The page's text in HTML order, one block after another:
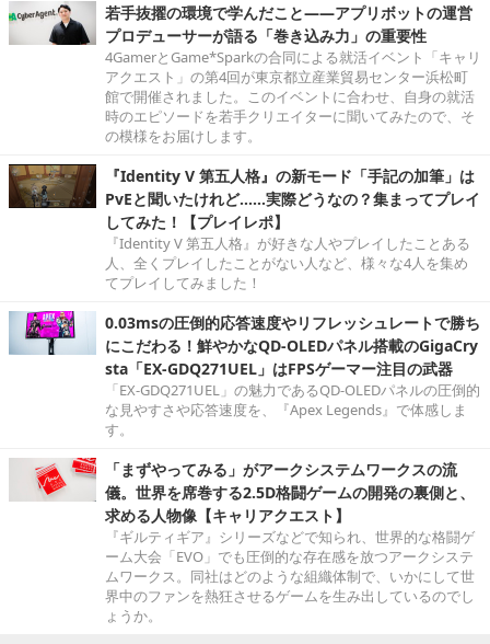
若手抜擢の環境で学んだこと――アプリボットの運営
プロデューサーが語る「巻き込み力」の重要性
4GamerとGame*Sparkの合同による就活イベント「キャリ
アクエスト」の第4回が東京都立産業貿易センター浜松町
館で開催されました。このイベントに合わせ、自身の就活
時のエピソードを若手クリエイターに聞いてみたので、そ
の模様をお届けします。
『Identity V 第五人格』の新モード「手記の加筆」は
PvEと聞いたけれど……実際どうなの？集まってプレイ
してみた！【プレイレポ】
『Identity V 第五人格』が好きな人やプレイしたことある
人、全くプレイしたことがない人など、様々な4人を集め
てプレイしてみました！
0.03msの圧倒的応答速度やリフレッシュレートで勝ち
にこだわる！鮮やかなQD-OLEDパネル搭載のGigaCry
sta「EX-GDQ271UEL」はFPSゲーマー注目の武器
「EX-GDQ271UEL」の魅力であるQD-OLEDパネルの圧倒的
な見やすさや応答速度を、『Apex Legends』で体感しま
す。
「まずやってみる」がアークシステムワークスの流
儀。世界を席巻する2.5D格闘ゲームの開発の裏側と、
求める人物像【キャリアクエスト】
『ギルティギア』シリーズなどで知られ、世界的な格闘ゲ
ーム大会「EVO」でも圧倒的な存在感を放つアークシステ
ムワークス。同社はどのような組織体制で、いかにして世
界中のファンを熱狂させるゲームを生み出しているのでし
ょうか。